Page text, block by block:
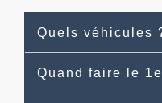
Quels véhicules
Quand faire le